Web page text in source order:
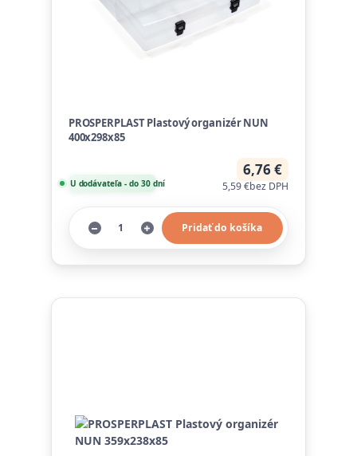
PROSPERPLAST Plastový organizér NUN
400x298x85
6,76 €
5,59 €bez DPH
U dodávateľa - do 30 dní
Pridať do košíka